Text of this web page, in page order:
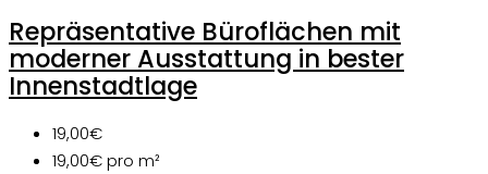
Repräsentative Büroflächen mit
moderner Ausstattung in bester
Innenstadtlage
19,00€
19,00€pro m²